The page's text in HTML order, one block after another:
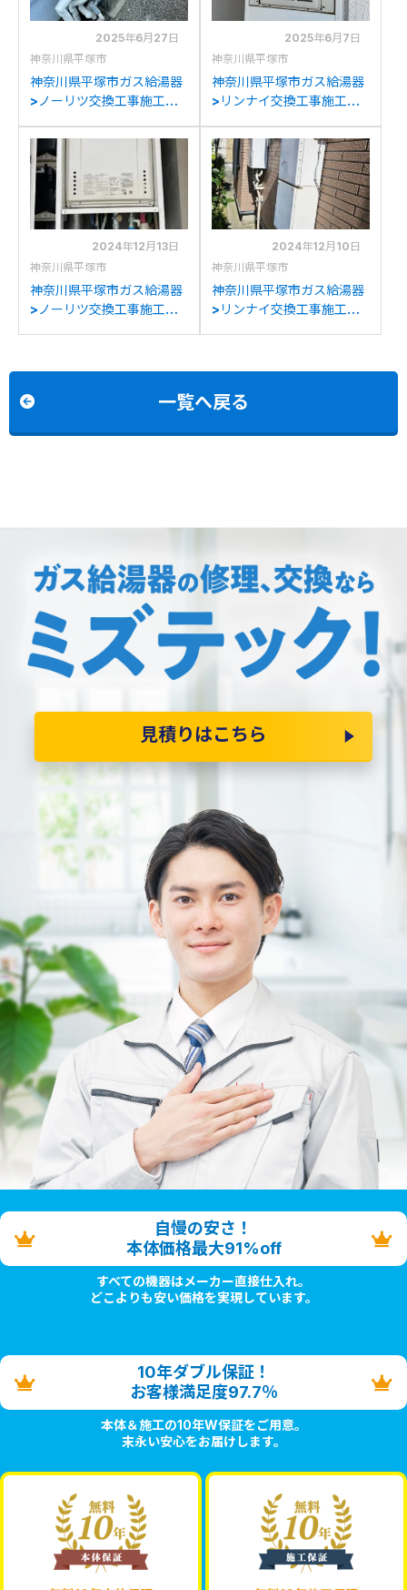
2025年6月27日
神奈川県平塚市
神奈川県平塚市ガス給湯器
>ノーリツ交換工事施工事
からノーリツGT-
C2472SAR BLへの交換
2025年6月7日
神奈川県平塚市
神奈川県平塚市ガス給湯器
>リンナイ交換工事施工事
からリンナイRUX-
A1616W(A)-Eへの交換
2024年12月13日
神奈川県平塚市
神奈川県平塚市ガス給湯器
>ノーリツ交換工事施工事
2024年12月10日
神奈川県平塚市
神奈川県平塚市ガス給湯器
>リンナイ交換工事施工事
一覧へ戻る
見積りはこちら
自慢の安さ！
本体価格最大91%off
すべての機器はメーカー直接仕入れ。
どこよりも安い価格を実現しています。
10年ダブル保証！
お客様満足度97.7％
本体＆施工の10年W保証をご用意。
末永い安心をお届けします。